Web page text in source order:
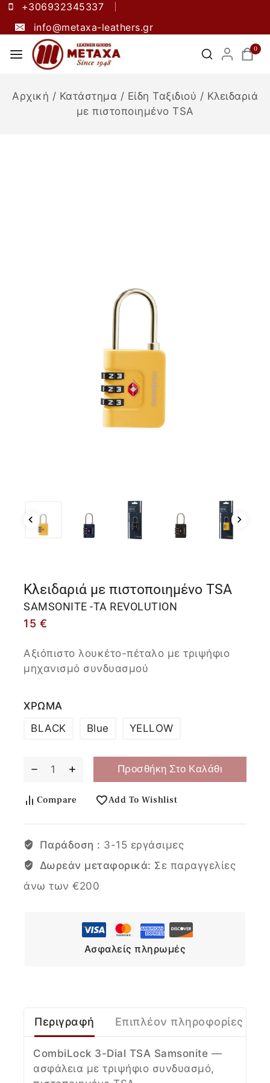
+306932345337
info@metaxa-leathers.gr
0
Αρχική / Κατάστημα / Είδη Ταξιδιού / Κλειδαριά
με πιστοποιημένο TSA
Κλειδαριά με πιστοποιημένο TSA
SAMSONITE -TA REVOLUTION
15 €
Αξιόπιστο λουκέτο-πέταλο με τριψήφιο
μηχανισμό συνδυασμού
ΧΡΩΜΑ
BLACK
Blue YELLOW
Προσθήκη Στο Καλάθι
Compare Add To Wishlist
Παράδοση : 3-15 εργάσιμες
Δωρεάν μεταφορικά: Σε παραγγελίες
άνω των €200
Ασφαλείς πληρωμές
Περιγραφή Επιπλέον πληροφορίες
CombiLock 3-Dial TSA Samsonite —
ασφάλεια με τριψήφιο συνδυασμό,